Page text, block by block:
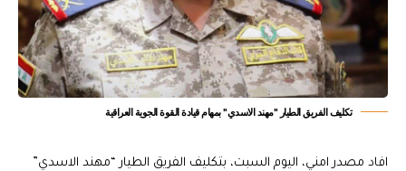
تكليف الفريق الطيار "مهند الاسدي" بمهام قيادة القوة الجوية العراقية
افاد مصدر امني، اليوم السبت، بتكليف الفريق الطيار “مهند الاسدي”